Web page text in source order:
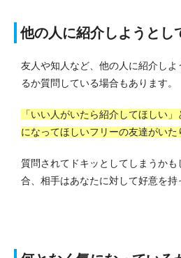
他の人に紹介しようとし
友人や知人など、他の人に紹介し
るか質問している場合もあります。
「いい人がいたら紹介してほしい
になってほしいフリーの友達がいた
質問されてドキッとしてしまうか
合、相手はあなたに対して好意を持